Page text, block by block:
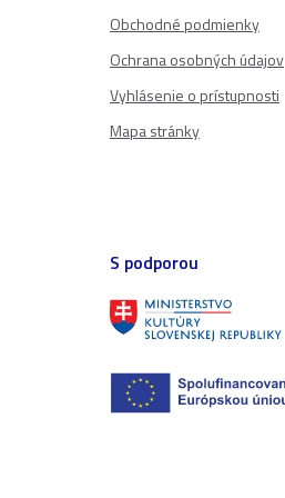
Obchodné podmienky
Ochrana osobných údajov
Vyhlásenie o prístupnosti
Mapa stránky
S podporou